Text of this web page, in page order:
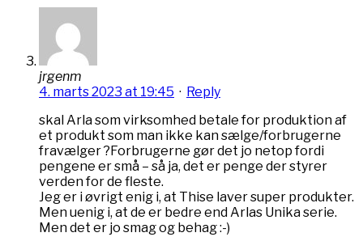
jrgenm
4. marts 2023 at 19:45 · Reply
skal Arla som virksomhed betale for produktion af
et produkt som man ikke kan sælge/forbrugerne
fravælger ?Forbrugerne gør det jo netop fordi
pengene er små – så ja, det er penge der styrer
verden for de fleste.
Jeg er i øvrigt enig i, at Thise laver super produkter.
Men uenig i, at de er bedre end Arlas Unika serie.
Men det er jo smag og behag :-)